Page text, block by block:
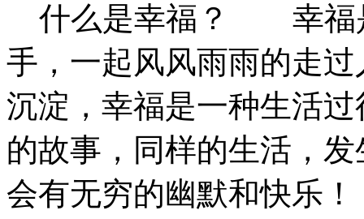
什么是幸福？ 幸福
手，一起风风雨雨的走
沉淀，幸福是一种生活
的故事，同样的生活，
会有无穷的幽默和快乐！